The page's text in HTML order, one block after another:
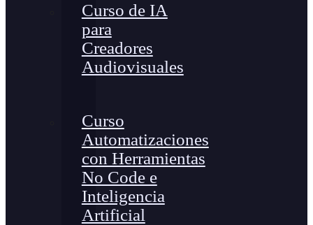
Curso de IA
para
Creadores
Audiovisuales
Curso
Automatizaciones
con Herramientas
No Code e
Inteligencia
Artificial